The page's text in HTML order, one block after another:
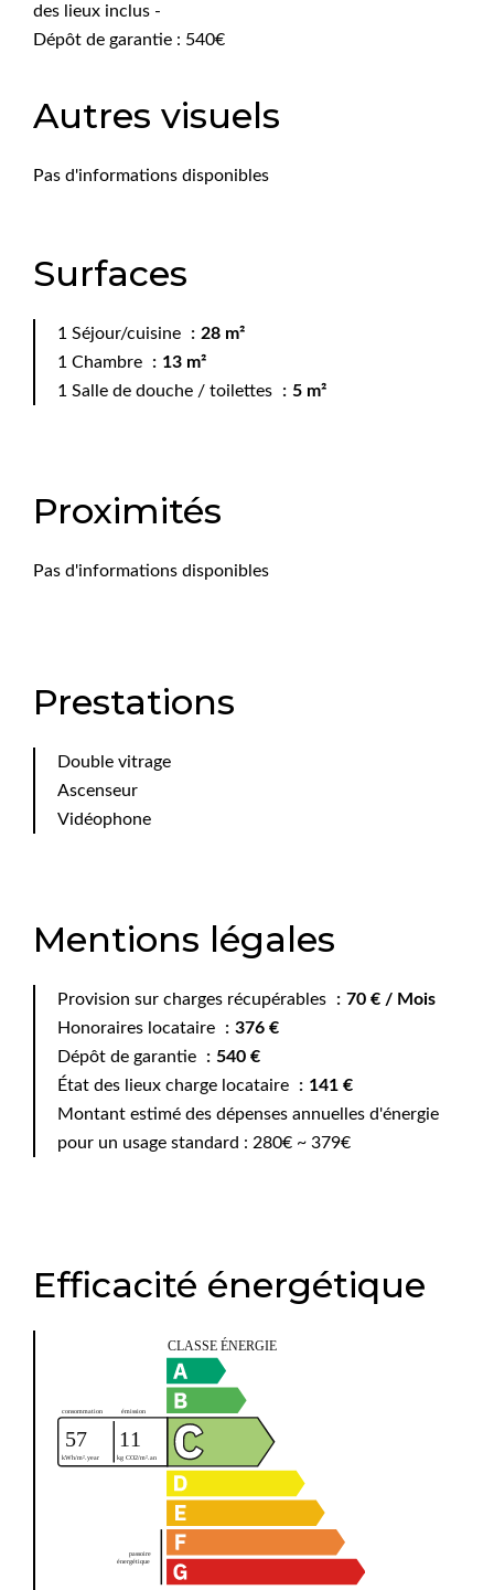
des lieux inclus -
Dépôt de garantie : 540€
Autres visuels
Pas d'informations disponibles
Surfaces
1 Séjour/cuisine
28 m²
1 Chambre
13 m²
1 Salle de douche / toilettes
5 m²
Proximités
Pas d'informations disponibles
Prestations
Double vitrage
Ascenseur
Vidéophone
Mentions légales
Provision sur charges récupérables
70 € / Mois
Honoraires locataire
376 €
Dépôt de garantie
540 €
État des lieux charge locataire
141 €
Montant estimé des dépenses annuelles d'énergie
pour un usage standard : 280€ ~ 379€
Efficacité énergétique